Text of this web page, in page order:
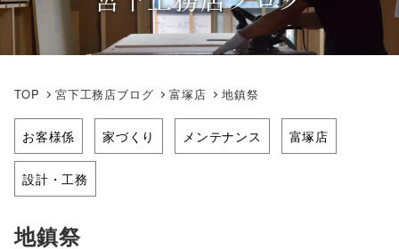
ツ
へ
移
TOP 宮下工務店ブログ 富塚店 地鎮祭
お客様係 家づくり メンテナンス 富塚店
設計・工務
地鎮祭